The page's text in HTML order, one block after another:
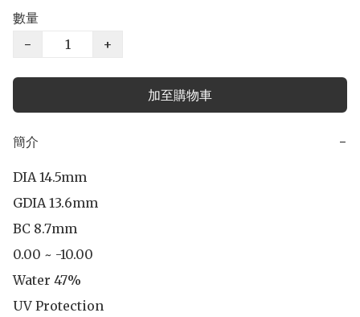
數量
−
+
加至購物車
簡介 −
DIA 14.5mm
GDIA 13.6mm
BC 8.7mm
0.00 ~ -10.00
Water 47%
UV Protection